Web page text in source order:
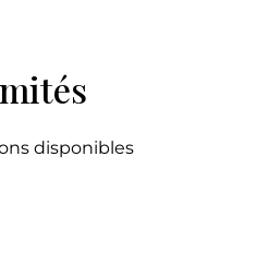
disponibles